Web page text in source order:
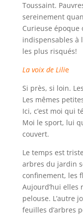
Toussaint.
sereinement
Curieuse époque
indispensables à
les plus risqués!
La voix de Lilie
Si près, si loin.
Les mêmes
Ici, c’est moi qui
Moi le sport, lui
couvert.
Le temps est
arbres du jardin
confinement, les
Aujourd’hui elles
pelouse. L’autre
feuilles d’arbres